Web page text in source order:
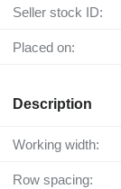
Seller stock ID:
Placed on:
Description
Working width:
Row spacing: